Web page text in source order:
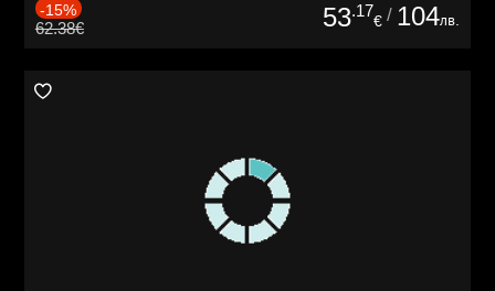
-15%
62.38€ 53.17
€ / 104лв.